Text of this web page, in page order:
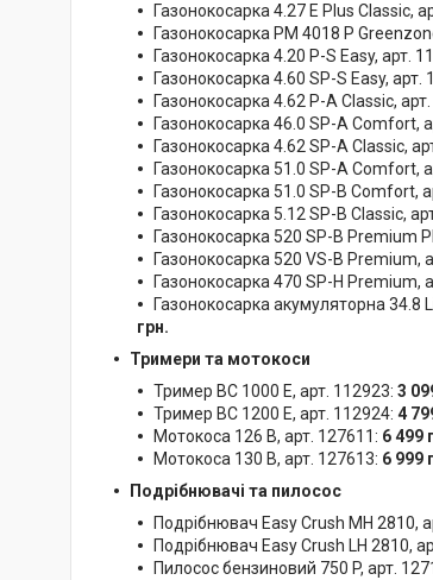
Газонокосарка 4.27 E Plus Classic,
Газонокосарка PM 4018 P
Газонокосарка 4.20 P-S Easy, арт.
Газонокосарка 4.60 SP-S Easy, арт.
Газонокосарка 4.62 P-A Classic,
Газонокосарка 46.0 SP-A Comfort,
Газонокосарка 4.62 SP-A Classic,
Газонокосарка 51.0 SP-A Comfort,
Газонокосарка 51.0 SP-В Comfort,
Газонокосарка 5.12 SP-В Classic,
Газонокосарка 520 SP-B Premium
Газонокосарка 520 VS-B Premium,
Газонокосарка 470 SP-Н Premium,
Газонокосарка акумуляторна 34.8
грн.
Тримери та мотокоси
Тример BC 1000 E, арт. 112923: 3
Тример BC 1200 E, арт. 112924: 4
Мотокоса 126 B, арт. 127611: 6 499
Мотокоса 130 B, арт. 127613: 6 999
Подрібнювачі та пилосос
Подрібнювач Easy Crush MH 2810,
Подрібнювач Easy Crush LH 2810,
Пилосос бензиновий 750 P, арт.